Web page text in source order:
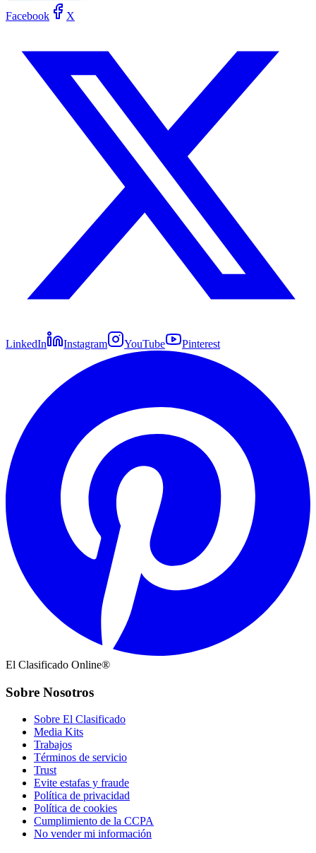
Facebook X
LinkedIn Instagram YouTube Pinterest
El Clasificado Online®
Sobre Nosotros
Sobre El Clasificado
Media Kits
Trabajos
Términos de servicio
Trust
Evite estafas y fraude
Política de privacidad
Política de cookies
Cumplimiento de la CCPA
No vender mi información